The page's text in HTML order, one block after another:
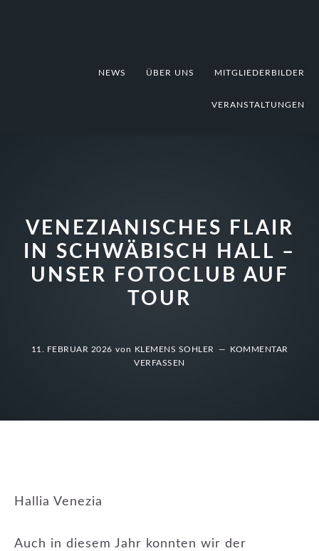
NEWS ÜBER UNS MITGLIEDERBILDER
VERANSTALTUNGEN
VENEZIANISCHES FLAIR
IN SCHWÄBISCH HALL –
UNSER FOTOCLUB AUF
TOUR
11. FEBRUAR 2026 von KLEMENS SOHLER
KOMMENTAR
VERFASSEN
Hallia Venezia
Auch in diesem Jahr konnten wir der